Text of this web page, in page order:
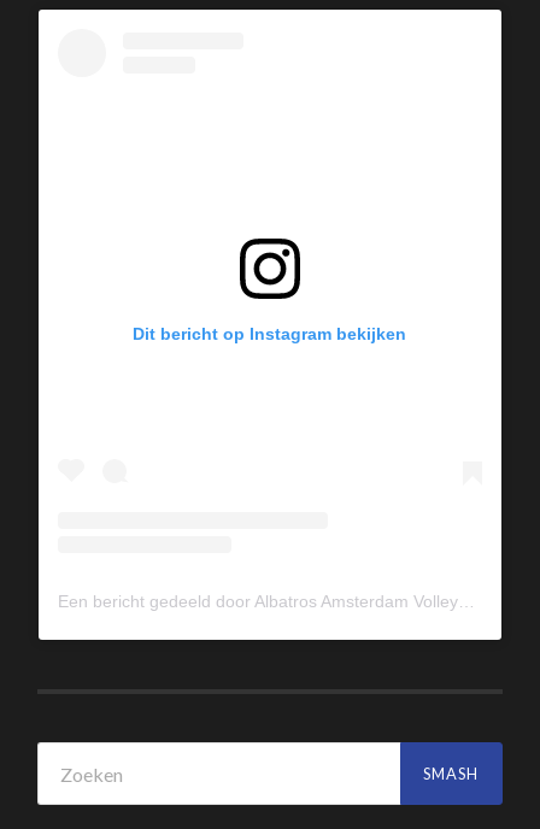
Dit bericht op Instagram bekijken
Een bericht gedeeld door Albatros Amsterdam Volleybal (@albavolley)